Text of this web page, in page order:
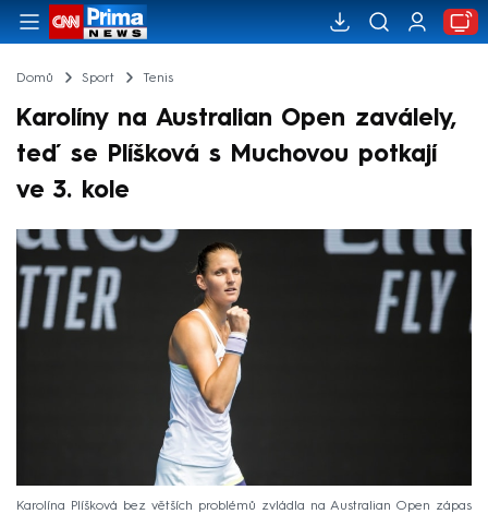
Domů Sport Tenis
Karolíny na Australian Open zaválely,
teď se Plíšková s Muchovou potkají
ve 3. kole
Karolína Plíšková bez větších problémů zvládla na Australian Open zápas